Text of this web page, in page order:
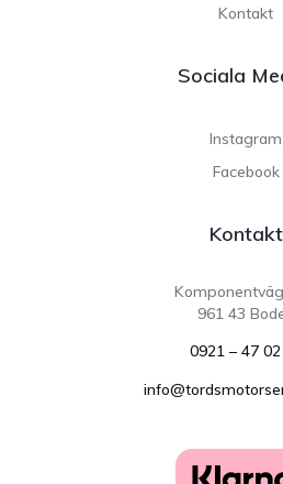
Kontakt
Sociala
Instagram
Facebook
Kontakt
961 43
0921 – 47